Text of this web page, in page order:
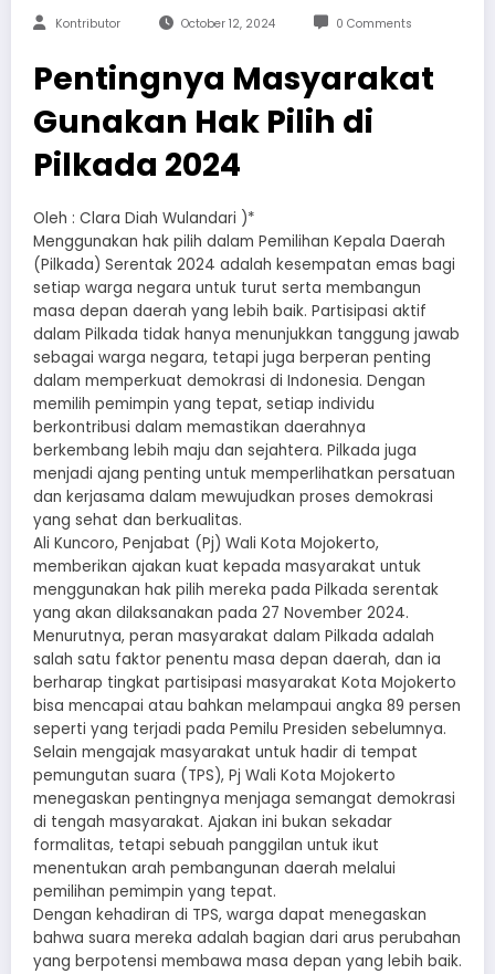
Kontributor October 12, 2024 0 Comments
Pentingnya Masyarakat
Gunakan Hak Pilih di
Pilkada 2024
Oleh : Clara Diah Wulandari )*
Menggunakan hak pilih dalam Pemilihan Kepala Daerah
(Pilkada) Serentak 2024 adalah kesempatan emas bagi
setiap warga negara untuk turut serta membangun
masa depan daerah yang lebih baik. Partisipasi aktif
dalam Pilkada tidak hanya menunjukkan tanggung jawab
sebagai warga negara, tetapi juga berperan penting
dalam memperkuat demokrasi di Indonesia. Dengan
memilih pemimpin yang tepat, setiap individu
berkontribusi dalam memastikan daerahnya
berkembang lebih maju dan sejahtera. Pilkada juga
menjadi ajang penting untuk memperlihatkan persatuan
dan kerjasama dalam mewujudkan proses demokrasi
yang sehat dan berkualitas.
Ali Kuncoro, Penjabat (Pj) Wali Kota Mojokerto,
memberikan ajakan kuat kepada masyarakat untuk
menggunakan hak pilih mereka pada Pilkada serentak
yang akan dilaksanakan pada 27 November 2024.
Menurutnya, peran masyarakat dalam Pilkada adalah
salah satu faktor penentu masa depan daerah, dan ia
berharap tingkat partisipasi masyarakat Kota Mojokerto
bisa mencapai atau bahkan melampaui angka 89 persen
seperti yang terjadi pada Pemilu Presiden sebelumnya.
Selain mengajak masyarakat untuk hadir di tempat
pemungutan suara (TPS), Pj Wali Kota Mojokerto
menegaskan pentingnya menjaga semangat demokrasi
di tengah masyarakat. Ajakan ini bukan sekadar
formalitas, tetapi sebuah panggilan untuk ikut
menentukan arah pembangunan daerah melalui
pemilihan pemimpin yang tepat.
Dengan kehadiran di TPS, warga dapat menegaskan
bahwa suara mereka adalah bagian dari arus perubahan
yang berpotensi membawa masa depan yang lebih baik.